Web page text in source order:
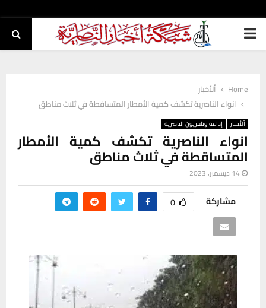
PRIMARY
Home
ألأخبار
انواء الناصرية تكشف كمية الأمطار المتساقطة في ثلاث مناطق
ألأخبار إذاعة وتلفزيون الناصرية
انواء الناصرية تكشف كمية الأمطار
المتساقطة في ثلاث مناطق
14 ديسمبر، 2023
مشاركة 0